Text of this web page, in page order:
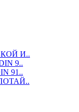
И..
9..
91..